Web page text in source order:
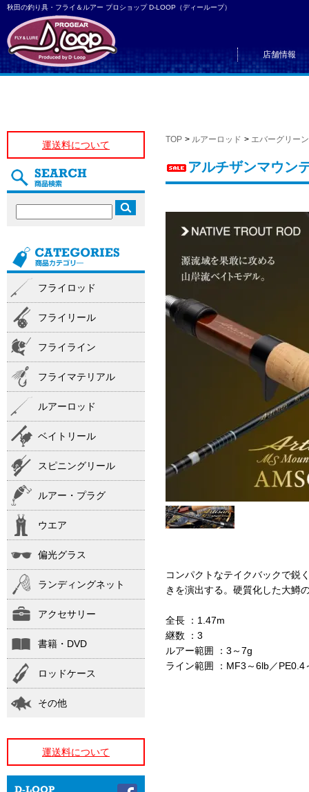
秋田の釣り具・フライ＆ルアー プロショップ D-LOOP（ディーループ）
店舗情報
TOP > ルアーロッド > エバーグリーン
アルチザンマウン
コンパクトなテイクバックで鋭
きを演出する。硬質化した大鱒
全長 ：1.47m
継数 ：3
ルアー範囲 ：3～7g
ライン範囲 ：MF3～6lb／
運送料について
フライロッド
フライリール
フライライン
フライマテリアル
ルアーロッド
ベイトリール
スピニングリール
ルアー・プラグ
ウエア
偏光グラス
ランディングネット
アクセサリー
書籍・DVD
ロッドケース
その他
運送料について